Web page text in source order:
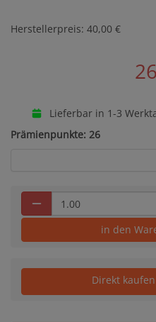
Herstellerpreis: 40,00 €
Lieferbar in 1-3
Prämienpunkte: 26
in den
Direkt